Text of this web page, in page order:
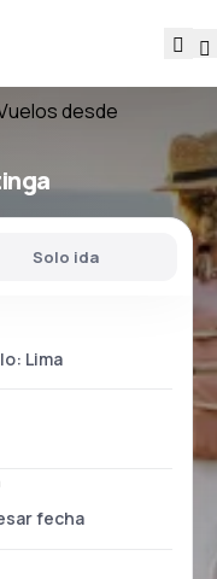
desde
Solo ida